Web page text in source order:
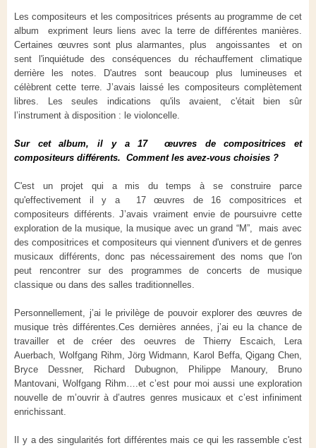
Les compositeurs et les compositrices présents au programme de cet
album expriment leurs liens avec la terre de différentes manières.
Certaines œuvres sont plus alarmantes, plus angoissantes et on
sent l'inquiétude des conséquences du réchauffement climatique
derrière les notes. D'autres sont beaucoup plus lumineuses et
célèbrent cette terre. J’avais laissé les compositeurs complètement
libres. Les seules indications qu'ils avaient, c'était bien sûr
l’instrument à disposition : le violoncelle.
Sur cet album, il y a 17 œuvres de compositrices et
compositeurs différents. Comment les avez-vous choisies ?
C'est un projet qui a mis du temps à se construire parce
qu'effectivement il y a 17 œuvres de 16 compositrices et
compositeurs différents. J’avais vraiment envie de poursuivre cette
exploration de la musique, la musique avec un grand “M”, mais avec
des compositrices et compositeurs qui viennent d'univers et de genres
musicaux différents, donc pas nécessairement des noms que l'on
peut rencontrer sur des programmes de concerts de musique
classique ou dans des salles traditionnelles.
Personnellement, j’ai le privilège de pouvoir explorer des œuvres de
musique très différentes.Ces dernières années, j’ai eu la chance de
travailler et de créer des oeuvres de Thierry Escaich, Lera
Auerbach, Wolfgang Rihm, Jörg Widmann, Karol Beffa, Qigang Chen,
Bryce Dessner, Richard Dubugnon, Philippe Manoury, Bruno
Mantovani, Wolfgang Rihm….et c’est pour moi aussi une exploration
nouvelle de m’ouvrir à d’autres genres musicaux et c’est infiniment
enrichissant.
Il y a des singularités fort différentes mais ce qui les rassemble c'est